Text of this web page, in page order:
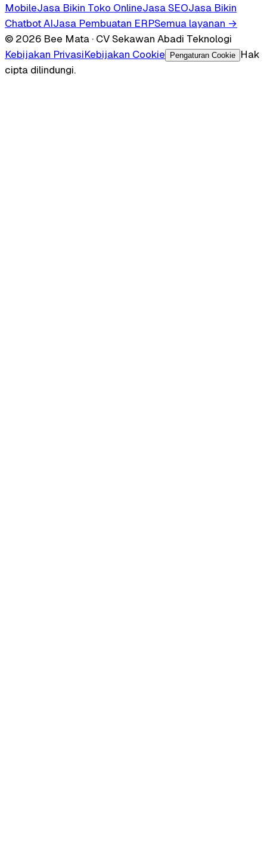
MobileJasa Bikin Toko OnlineJasa SEOJasa Bikin
Chatbot AIJasa Pembuatan ERPSemua layanan →
© 2026 Bee Mata · CV Sekawan Abadi Teknologi
Kebijakan PrivasiKebijakan Cookie Pengaturan Cookie
Hak
cipta dilindungi.